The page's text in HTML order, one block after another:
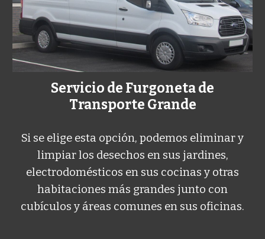
Servicio de Furgoneta de
Transporte Grande
Si se elige esta opción, podemos eliminar y
limpiar los desechos en sus jardines,
electrodomésticos en sus cocinas y otras
habitaciones más grandes junto con
cubículos y áreas comunes en sus oficinas.